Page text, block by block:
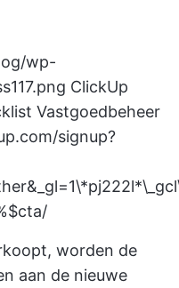
wp-
ClickUp
Vastgoedbeheer
signup?
worden de
aan de nieuwe